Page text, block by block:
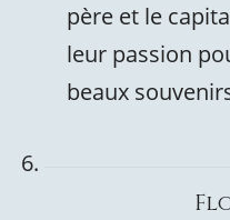
père et le
leur passion
beaux